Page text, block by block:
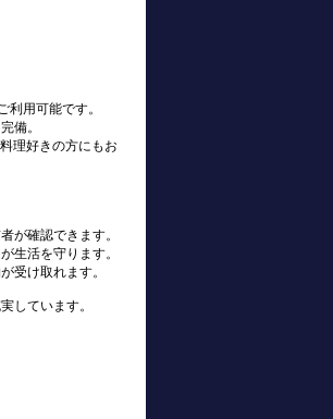
利用可能です。
備。
理好きの方にもお
が確認できます。
生活を守ります。
受け取れます。
しています。